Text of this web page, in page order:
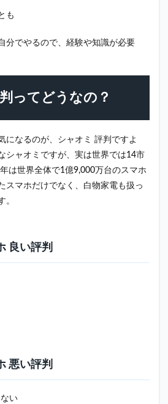
も
分でやるので、経験や知識が必要
ってどうなの？
になるのが、シャオミ 評判ですよ
シャオミですが、実は世界では14市
は世界全体で1億9,000万台のスマホ
スマホだけでなく、白物家電も扱っ
。
良い評判
悪い評判
い